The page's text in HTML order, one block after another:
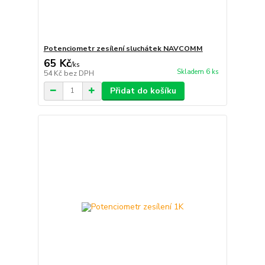
Potenciometr zesílení sluchátek NAVCOMM
65 Kč/ks
54 Kč bez DPH Skladem 6 ks
Přidat do košíku